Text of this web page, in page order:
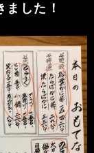
した！